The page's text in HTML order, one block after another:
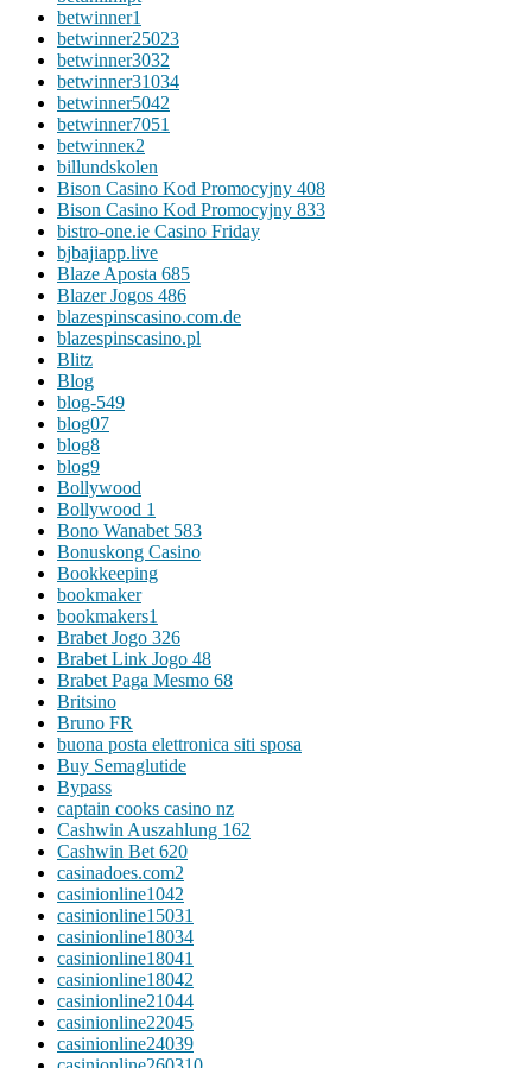
betwinner1
betwinner25023
betwinner3032
betwinner31034
betwinner5042
betwinner7051
betwinneк2
billundskolen
Bison Casino Kod Promocyjny 408
Bison Casino Kod Promocyjny 833
bistro-one.ie Casino Friday
bjbajiapp.live
Blaze Aposta 685
Blazer Jogos 486
blazespinscasino.com.de
blazespinscasino.pl
Blitz
Blog
blog-549
blog07
blog8
blog9
Bollywood
Bollywood 1
Bono Wanabet 583
Bonuskong Casino
Bookkeeping
bookmaker
bookmakers1
Brabet Jogo 326
Brabet Link Jogo 48
Brabet Paga Mesmo 68
Britsino
Bruno FR
buona posta elettronica siti sposa
Buy Semaglutide
Bypass
captain cooks casino nz
Cashwin Auszahlung 162
Cashwin Bet 620
casinadoes.com2
casinionline1042
casinionline15031
casinionline18034
casinionline18041
casinionline18042
casinionline21044
casinionline22045
casinionline24039